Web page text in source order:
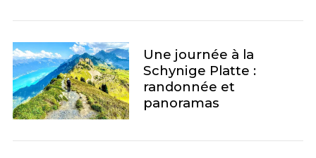
Une journée à la
Schynige Platte :
randonnée et
panoramas